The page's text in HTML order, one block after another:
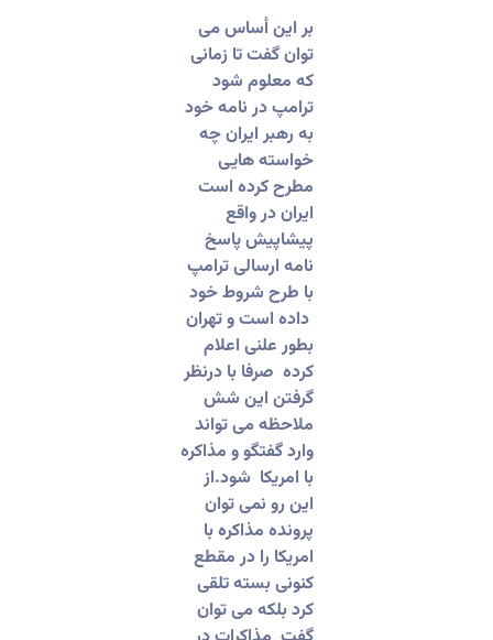
‏بر این أساس می
توان گفت تا زمانی
که معلوم شود
ترامپ در نامه خود
به رهبر ایران چه
خواسته هایی
مطرح کرده است
ایران در واقع
پیشاپیش پاسخ
نامه ارسالی ترامپ
با طرح شروط خود
داده است و تهران
بطور علنی اعلام
کرده صرفا با درنظر
گرفتن این شش
ملاحظه می تواند
وارد گفتگو و مذاکره
با امریکا شود.از
این رو نمی توان
پرونده مذاکره با
امریکا را در مقطع
کنونی بسته تلقی
کرد بلکه می توان